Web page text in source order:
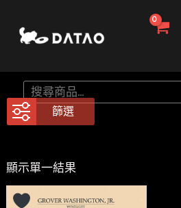
要
內
搜
尋
篩選
顯示單一結果